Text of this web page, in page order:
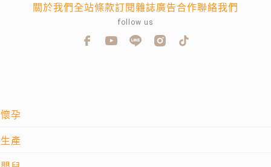
懷孕
生產
關於我們全站條款訂閱雜誌廣告合作聯絡我們
follow us